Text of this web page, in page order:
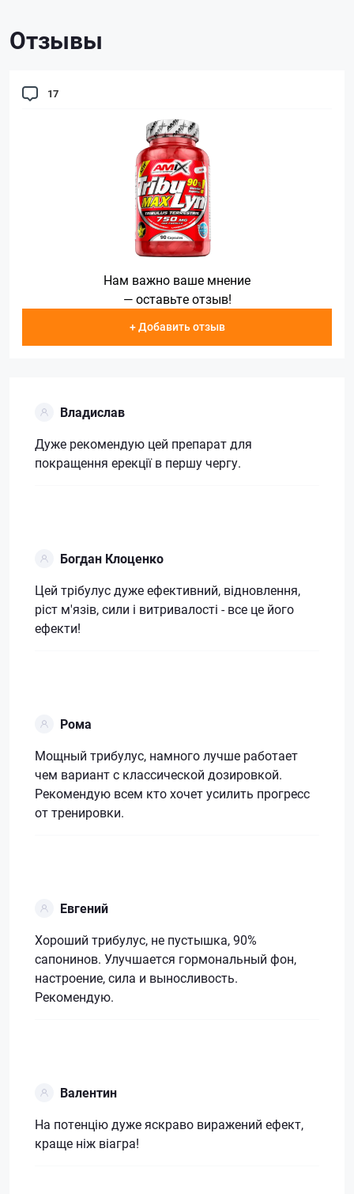
Отзывы
17
Нам важно ваше мнение
— оставьте отзыв!
+ Добавить отзыв
Владислав
Дуже рекомендую цей препарат для
покращення ерекції в першу чергу.
Богдан Клоценко
Цей трібулус дуже ефективний, відновлення,
ріст м'язів, сили і витривалості - все це його
ефекти!
Рома
Мощный трибулус, намного лучше работает
чем вариант с классической дозировкой.
Рекомендую всем кто хочет усилить прогресс
от тренировки.
Евгений
Хороший трибулус, не пустышка, 90%
сапонинов. Улучшается гормональный фон,
настроение, сила и выносливость.
Рекомендую.
Валентин
На потенцію дуже яскраво виражений ефект,
краще ніж віагра!